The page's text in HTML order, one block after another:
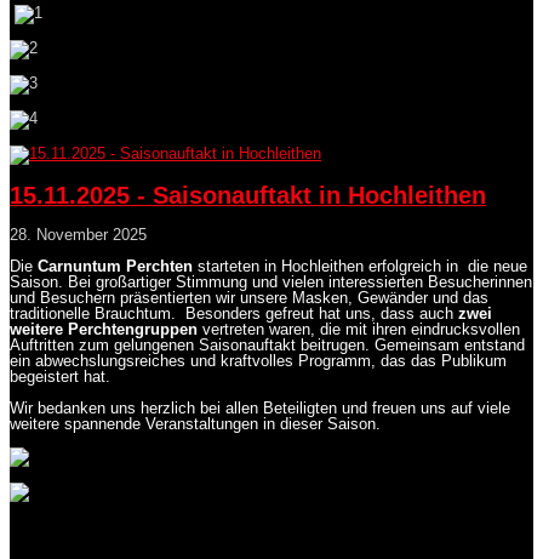
15.11.2025 - Saisonauftakt in Hochleithen
28. November 2025
Die Carnuntum Perchten starteten in Hochleithen erfolgreich in die neue
Saison. Bei großartiger Stimmung und vielen interessierten Besucherinnen
und Besuchern präsentierten wir unsere Masken, Gewänder und das
traditionelle Brauchtum. Besonders gefreut hat uns, dass auch zwei
weitere Perchtengruppen vertreten waren, die mit ihren eindrucksvollen
Auftritten zum gelungenen Saisonauftakt beitrugen. Gemeinsam entstand
ein abwechslungsreiches und kraftvolles Programm, das das Publikum
begeistert hat.
Wir bedanken uns herzlich bei allen Beteiligten und freuen uns auf viele
weitere spannende Veranstaltungen in dieser Saison.